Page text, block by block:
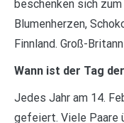
beschenken sich
Blumenherzen,
Finnland. Groß-
Wann ist der Tag
Jedes Jahr am 14.
gefeiert. Viele Paare